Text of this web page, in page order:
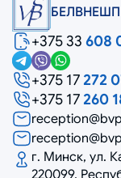
+375 33 608
+375 17 272
+375 17 260
г. Минск, ул.
220099,